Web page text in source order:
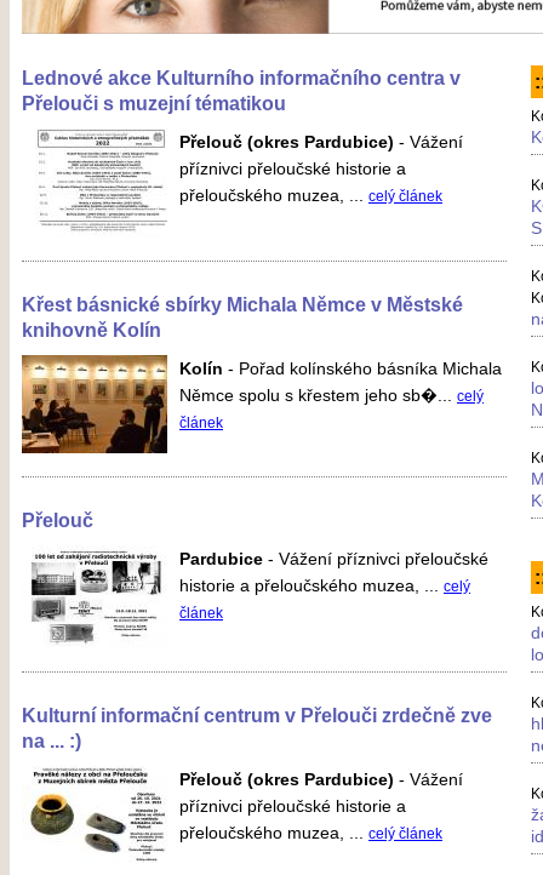
Lednové akce Kulturního informačního centra v
Přelouči s muzejní tématikou
Přelouč (okres Pardubice) - Vážení
příznivci přeloučské historie a
přeloučského muzea, ... celý článek
Křest básnické sbírky Michala Němce v Městské
knihovně Kolín
Kolín - Pořad kolínského básníka Michala
Němce spolu s křestem jeho sb�... celý
článek
Přelouč
Pardubice - Vážení příznivci přeloučské
historie a přeloučského muzea, ... celý
článek
Kulturní informační centrum v Přelouči zrdečně zve
na ... :)
Přelouč (okres Pardubice) - Vážení
příznivci přeloučské historie a
přeloučského muzea, ... celý článek